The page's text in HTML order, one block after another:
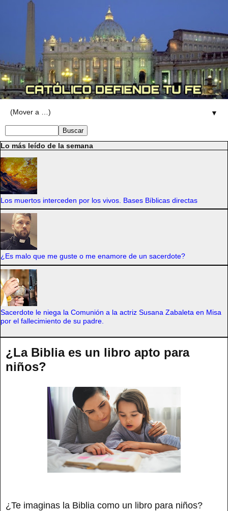
▼
Lo más leído de la semana
Los muertos interceden por los vivos. Bases Bíblicas directas
¿Es malo que me guste o me enamore de un sacerdote?
Sacerdote le niega la Comunión a la actriz Susana Zabaleta en Misa
por el fallecimiento de su padre.
¿La Biblia es un libro apto para
niños?
¿Te imaginas la Biblia como un libro para niños?